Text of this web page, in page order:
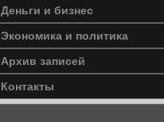
Деньги и бизнес
Экономика и политика
Архив записей
Контакты